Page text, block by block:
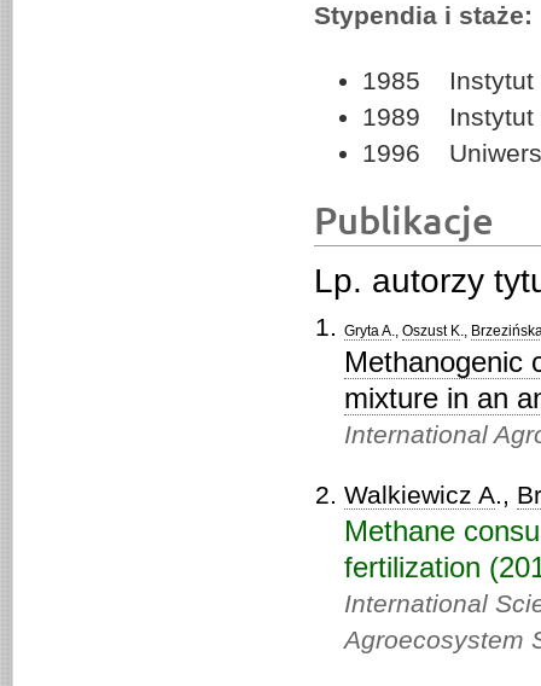
Stypendia i staże:
1985 Instytut
1989 Instytut
1996
Publikacje
Lp. autorzy
Gryta A., Oszust K.,
Methanogenic
mixture in an
International
Walkiewicz A.,
Methane
fertilization
International
Agroecosystem